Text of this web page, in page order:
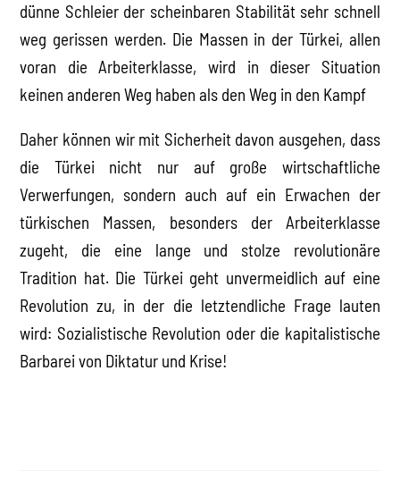
dünne Schleier der scheinbaren Stabilität sehr schnell
weg gerissen werden. Die Massen in der Türkei, allen
voran die Arbeiterklasse, wird in dieser Situation
keinen anderen Weg haben als den Weg in den Kampf
Daher können wir mit Sicherheit davon ausgehen, dass
die Türkei nicht nur auf große wirtschaftliche
Verwerfungen, sondern auch auf ein Erwachen der
türkischen Massen, besonders der Arbeiterklasse
zugeht, die eine lange und stolze revolutionäre
Tradition hat. Die Türkei geht unvermeidlich auf eine
Revolution zu, in der die letztendliche Frage lauten
wird: Sozialistische Revolution oder die kapitalistische
Barbarei von Diktatur und Krise!